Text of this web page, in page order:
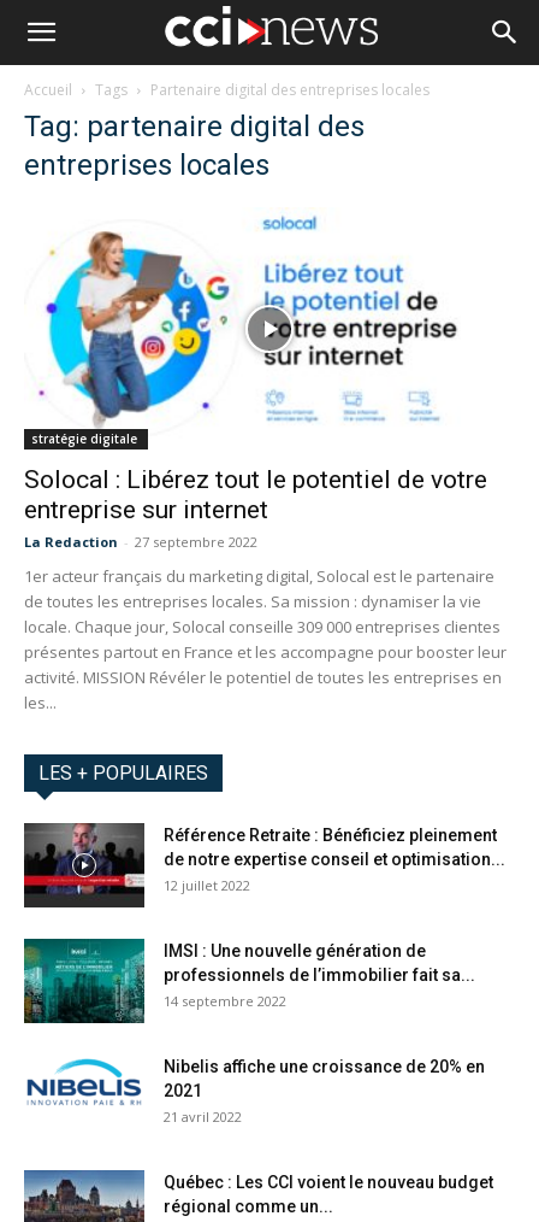
Accueil Tags Partenaire digital des entreprises locales
Tag: partenaire digital des
entreprises locales
stratégie digitale
Solocal : Libérez tout le potentiel de votre
entreprise sur internet
La Redaction - 27 septembre 2022
1er acteur français du marketing digital, Solocal est le partenaire
de toutes les entreprises locales. Sa mission : dynamiser la vie
locale. Chaque jour, Solocal conseille 309 000 entreprises clientes
présentes partout en France et les accompagne pour booster leur
activité. MISSION Révéler le potentiel de toutes les entreprises en
les...
LES + POPULAIRES
Référence Retraite : Bénéficiez pleinement
de notre expertise conseil et optimisation...
12 juillet 2022
IMSI : Une nouvelle génération de
professionnels de l’immobilier fait sa...
14 septembre 2022
Nibelis affiche une croissance de 20% en
2021
21 avril 2022
Québec : Les CCI voient le nouveau budget
régional comme un...